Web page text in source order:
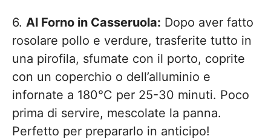
6. Al Forno in Casseruola: Dopo aver fatto
rosolare pollo e verdure, trasferite tutto in
una pirofila, sfumate con il porto, coprite
con un coperchio o dell’alluminio e
infornate a 180°C per 25-30 minuti. Poco
prima di servire, mescolate la panna.
Perfetto per prepararlo in anticipo!